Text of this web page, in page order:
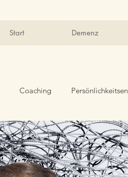
Start Demenz
Coaching